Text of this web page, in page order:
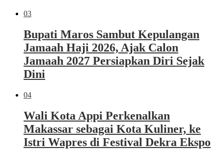
03
Bupati Maros Sambut Kepulangan
Jamaah Haji 2026, Ajak Calon
Jamaah 2027 Persiapkan Diri Sejak
Dini
04
Wali Kota Appi Perkenalkan
Makassar sebagai Kota Kuliner, ke
Istri Wapres di Festival Dekra Ekspo